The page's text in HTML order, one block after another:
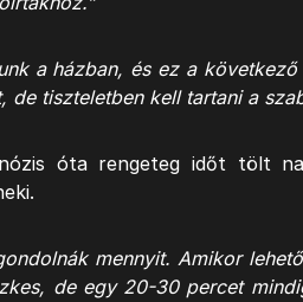
a házban, és ez a
tiszteletben kell tartani a
óta rengeteg időt tölt
mennyit. Amikor
de egy 20-30 percet